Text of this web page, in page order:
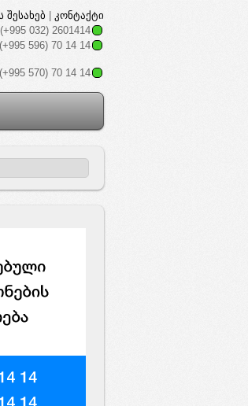
შესახებ
კონტაქტი
(+995 032) 2601414
(+995 596) 70 14 14
(+995 570) 70 14 14